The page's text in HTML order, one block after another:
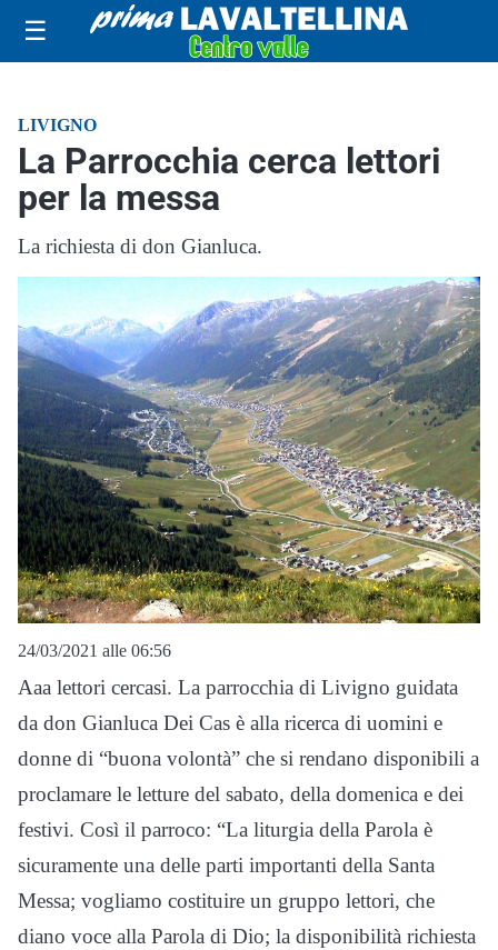
☰
LIVIGNO
La Parrocchia cerca lettori
per la messa
La richiesta di don Gianluca.
24/03/2021 alle 06:56
Aaa lettori cercasi. La parrocchia di Livigno guidata
da don Gianluca Dei Cas è alla ricerca di uomini e
donne di “buona volontà” che si rendano disponibili a
proclamare le letture del sabato, della domenica e dei
festivi. Così il parroco: “La liturgia della Parola è
sicuramente una delle parti importanti della Santa
Messa; vogliamo costituire un gruppo lettori, che
diano voce alla Parola di Dio; la disponibilità richiesta